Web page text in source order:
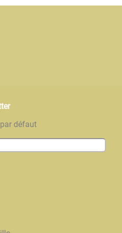
défaut